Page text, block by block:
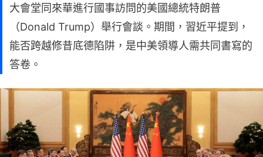
大會堂同來華進行國事訪問的美國總統特朗普
（Donald Trump）舉行會談。期間，習近平提到，
能否跨越修昔底德陷阱，是中美領導人需共同書寫的
答卷。